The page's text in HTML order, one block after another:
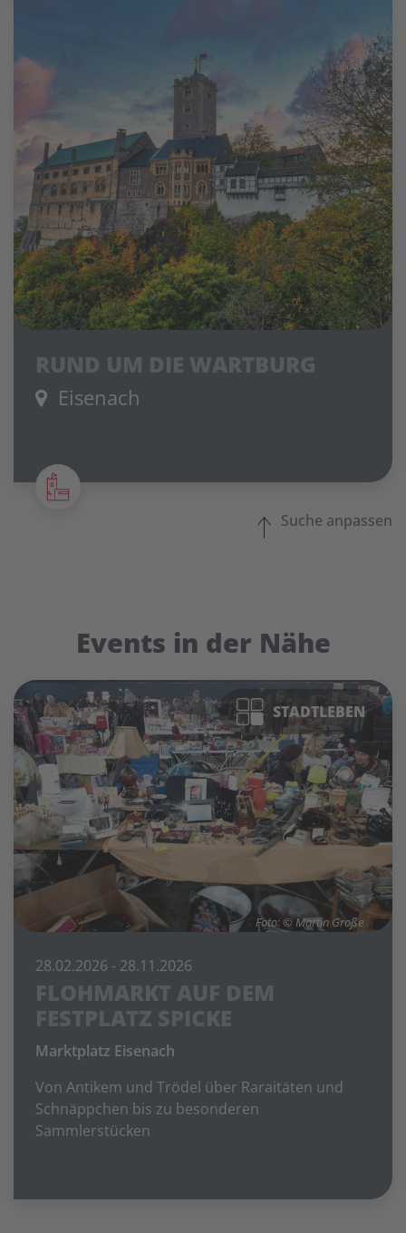
RUND UM DIE WARTBURG
Eisenach
Suche anpassen
Events in der Nähe
STADTLEBEN
Foto: © Martin Große
28.02.2026 - 28.11.2026
FLOHMARKT AUF DEM
FESTPLATZ SPICKE
Marktplatz Eisenach
Von Antikem und Trödel über Raraitäten und
Schnäppchen bis zu besonderen
Sammlerstücken